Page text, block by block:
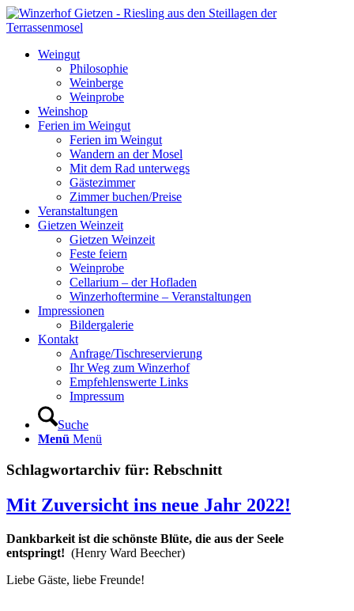
Weingut
Philosophie
Weinberge
Weinprobe
Weinshop
Ferien im Weingut
Ferien im Weingut
Wandern an der Mosel
Mit dem Rad unterwegs
Gästezimmer
Zimmer buchen/Preise
Veranstaltungen
Gietzen Weinzeit
Gietzen Weinzeit
Feste feiern
Weinprobe
Cellarium – der Hofladen
Winzerhoftermine – Veranstaltungen
Impressionen
Bildergalerie
Kontakt
Anfrage/Tischreservierung
Ihr Weg zum Winzerhof
Empfehlenswerte Links
Impressum
Suche
Menü Menü
Schlagwortarchiv für: Rebschnitt
Mit Zuversicht ins neue Jahr 2022!
Dankbarkeit ist die schönste Blüte, die aus der Seele
entspringt! (Henry Ward Beecher)
Liebe Gäste, liebe Freunde!